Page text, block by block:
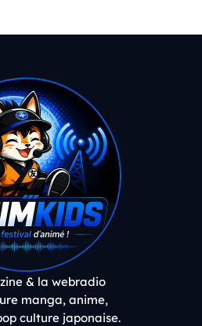
& la webradio
manga, anime,
culture japonaise.